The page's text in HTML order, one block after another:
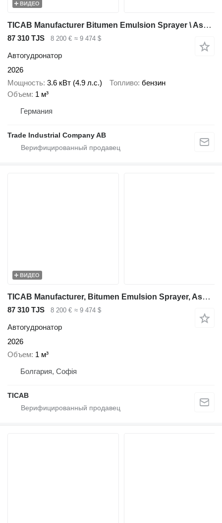
ВИДЕО
TICAB Manufacturer Bitumen Emulsion Sprayer \ Asphalt Sprayer 1000 L
87 310 TJS 8 200 € ≈ 9 474 $
Автогудронатор
2026
Мощность 3.6 кВт (4.9 л.с.) Топливо бензин
Объем 1 м³
Германия
Trade Industrial Company AB
ВИДЕО
TICAB Manufacturer, Bitumen Emulsion Sprayer, Asphalt Sprayer,1000 L
87 310 TJS 8 200 € ≈ 9 474 $
Автогудронатор
2026
Объем 1 м³
Болгария, Софія
ТІСАВ